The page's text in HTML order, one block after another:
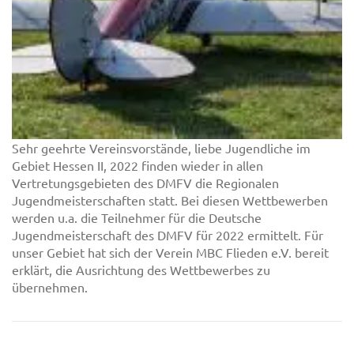
Sehr geehrte Vereinsvorstände, liebe Jugendliche im
Gebiet Hessen II, 2022 finden wieder in allen
Vertretungsgebieten des DMFV die Regionalen
Jugendmeisterschaften statt. Bei diesen Wettbewerben
werden u.a. die Teilnehmer für die Deutsche
Jugendmeisterschaft des DMFV für 2022 ermittelt. Für
unser Gebiet hat sich der Verein MBC Flieden e.V. bereit
erklärt, die Ausrichtung des Wettbewerbes zu
übernehmen.